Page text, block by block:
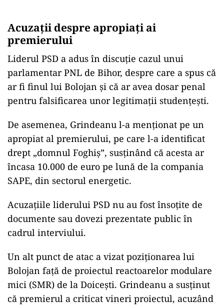
Acuzații despre apropiați ai
premierului
Liderul PSD a adus în discuție cazul unui
parlamentar PNL de Bihor, despre care a spus că
ar fi finul lui Bolojan și că ar avea dosar penal
pentru falsificarea unor legitimații studențești.
De asemenea, Grindeanu l-a menționat pe un
apropiat al premierului, pe care l-a identificat
drept „domnul Foghiș”, susținând că acesta ar
încasa 10.000 de euro pe lună de la compania
SAPE, din sectorul energetic.
Acuzațiile liderului PSD nu au fost însoțite de
documente sau dovezi prezentate public în
cadrul interviului.
Un alt punct de atac a vizat poziționarea lui
Bolojan față de proiectul reactoarelor modulare
mici (SMR) de la Doicești. Grindeanu a susținut
că premierul a criticat vineri proiectul, acuzând